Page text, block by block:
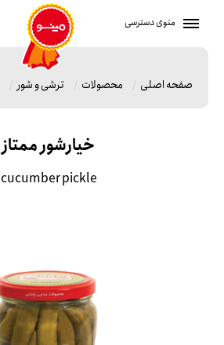
منوی دسترسی
صفحه اصلی محصولات ترشی و شور
خیارشور ممتاز
cucumber pickle